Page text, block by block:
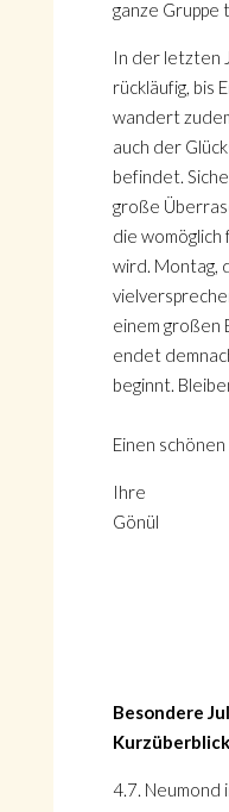
ganze Gruppe
In der letzten
rückläufig, bis
wandert
auch der
befindet.
große
die
wird. Montag,
einem großen
endet
beginnt.
Einen
Ihre
Gönül
Besondere
Kurzüberblick
4.7. Neumond